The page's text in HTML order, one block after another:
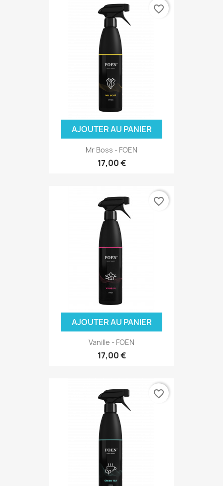
AJOUTER AU PANIER
Mr Boss - FOEN
17,00 €
favorite_border
AJOUTER AU PANIER
Vanille - FOEN
17,00 €
favorite_border
favorite_border